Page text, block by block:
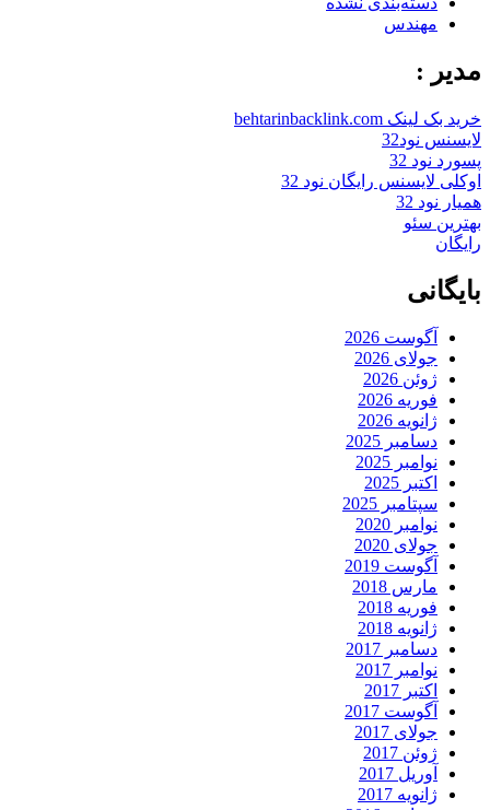
مهندس
مدیر :
خرید بک لینک behtarinbacklink.com
لایسنس نود32
پسورد نود 32
اوکلی لایسنس رایگان نود 32
همیار نود 32
بهترین سئو
رایگان
بایگانی
آگوست 2026
جولای 2026
ژوئن 2026
فوریه 2026
ژانویه 2026
دسامبر 2025
نوامبر 2025
اکتبر 2025
سپتامبر 2025
نوامبر 2020
جولای 2020
آگوست 2019
مارس 2018
فوریه 2018
ژانویه 2018
دسامبر 2017
نوامبر 2017
اکتبر 2017
آگوست 2017
جولای 2017
ژوئن 2017
آوریل 2017
ژانویه 2017